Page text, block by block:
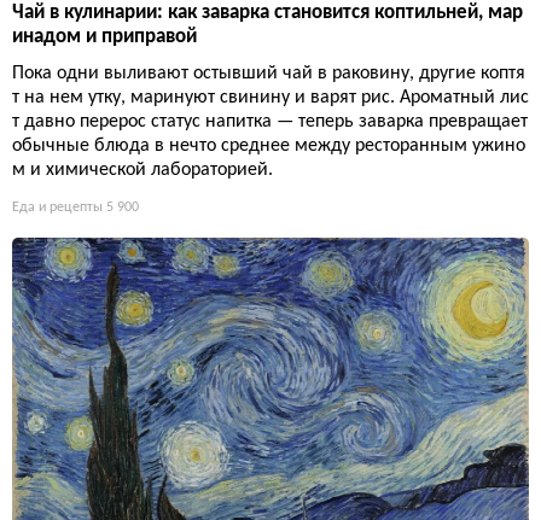
Чай в кулинарии: как заварка становится коптильней, мар
инадом и приправой
Пока одни выливают остывший чай в раковину, другие коптя
т на нем утку, маринуют свинину и варят рис. Ароматный лис
т давно перерос статус напитка — теперь заварка превращает
обычные блюда в нечто среднее между ресторанным ужино
м и химической лабораторией.
Еда и рецепты 5 900